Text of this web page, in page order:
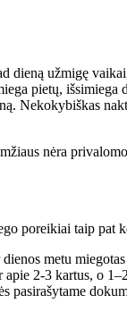
dieną užmigę
pietų, išsimiega
Nekokybiškas
nėra
poreikiai taip pat
metu
2-3 kartus, o
pasirašytame